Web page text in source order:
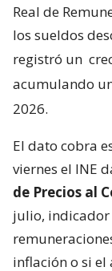
Real de
los sueldos
registró un
acumulando
2026.
El dato cobra
viernes el INE
de Precios al
julio,
inflación o si el